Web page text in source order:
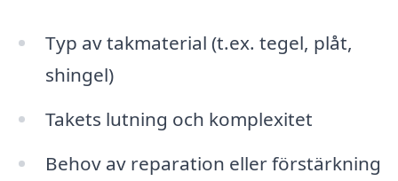
Typ av takmaterial (t.ex. tegel, plåt,
shingel)
Takets lutning och komplexitet
Behov av reparation eller förstärkning